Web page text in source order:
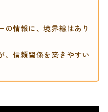
の情報に、境界線はあり
、信頼関係を築きやすい